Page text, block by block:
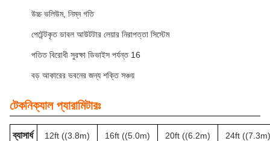
উচ্চ ভলিউম, নিম্ন গতি
পেটেন্টকৃত ডাবল আউটটার লেয়ার নিরাপত্তা সিস্টেম
পতিত বিরোধী সুরক্ষা ডিভাইস পর্যন্ত 16
বড় আকারের ভবনের জন্য শক্তি সঞ্চয়
টেকনিক্যাল প্যারামিটারঃ
ব্যাসার্ধ 12ft ((3.8m) 16ft ((5.0m) 20ft ((6.2m) 24ft ((7.3m)